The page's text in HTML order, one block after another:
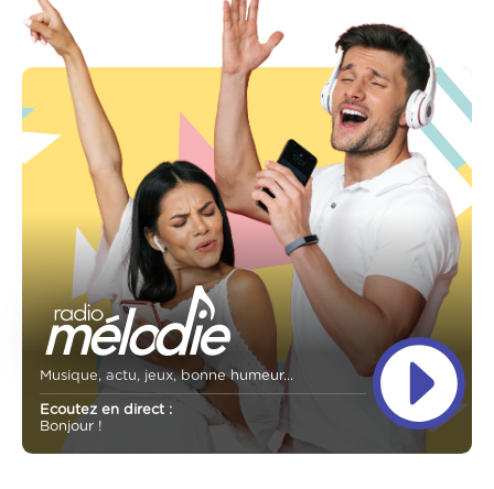
Musique, actu, jeux, bonne humeur...
Ecoutez en direct :
Bonjour !